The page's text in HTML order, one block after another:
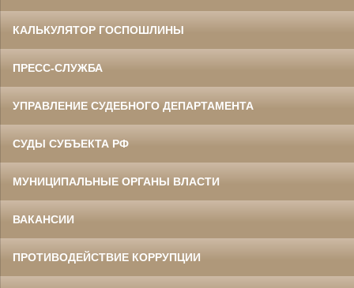
КАЛЬКУЛЯТОР ГОСПОШЛИНЫ
ПРЕСС-СЛУЖБА
УПРАВЛЕНИЕ СУДЕБНОГО ДЕПАРТАМЕНТА
СУДЫ СУБЪЕКТА РФ
МУНИЦИПАЛЬНЫЕ ОРГАНЫ ВЛАСТИ
ВАКАНСИИ
ПРОТИВОДЕЙСТВИЕ КОРРУПЦИИ